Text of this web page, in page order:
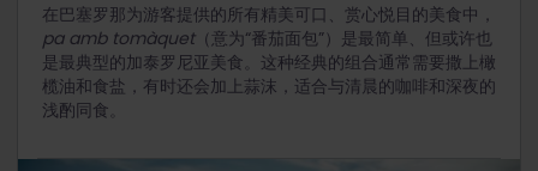
在巴塞罗那为游客提供的所有精美可口、赏心悦目的美食中，
pa amb tomàquet（意为“番茄面包”） 是最简单、但或许也
是最典型的加泰罗尼亚美食。 这种经典的组合通常需要撒上橄
榄油和食盐，有时还会加上蒜沫，适合与清晨的咖啡和深夜的
浅酌同食。